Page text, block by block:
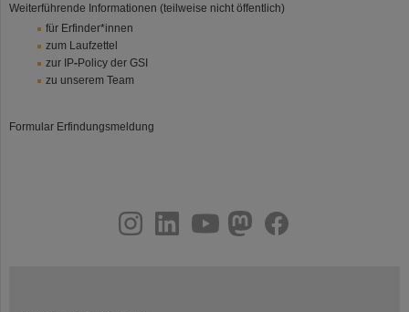
Weiterführende Informationen (teilweise nicht öffentlich)
für Erfinder*innen
zum Laufzettel
zur IP-Policy der GSI
zu unserem Team
Formular Erfindungsmeldung
youtubehelmholtz.socialfacebook